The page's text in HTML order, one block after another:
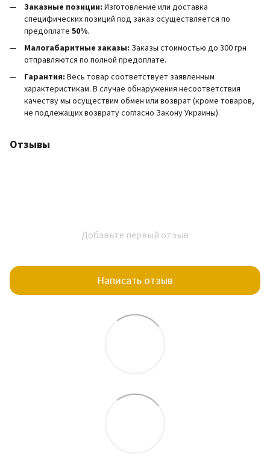
Заказные позиции: Изготовление или доставка
специфических позиций под заказ осуществляется по
предоплате 50%.
Малогабаритные заказы: Заказы стоимостью до 300 грн
отправляются по полной предоплате.
Гарантия: Весь товар соответствует заявленным
характеристикам. В случае обнаружения несоответствия
качеству мы осуществим обмен или возврат (кроме товаров,
не подлежащих возврату согласно Закону Украины).
Отзывы
Добавьте первый отзыв
Написать отзыв